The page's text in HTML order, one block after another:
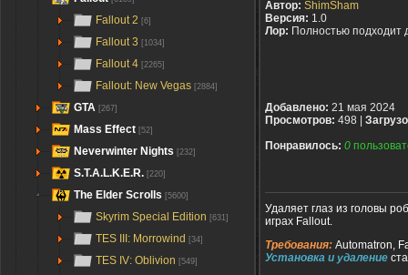
Fallout 2 [6]
Fallout 3 [1034]
Fallout 4 [2265]
Fallout: New Vegas [2884]
GTA [267]
Mass Effect [52]
Neverwinter Nights [232]
S.T.A.L.K.E.R. [220]
The Elder Scrolls [5600]
Skyrim Special Edition [631]
TES III: Morrowind [34]
TES IV: Oblivion [549]
Автор: ShimSham
Версия: 1.0
Лор: Полностью подходит
Добавлено: 21 мая 2024
Просмотров: 498 |
Понравилось: 0
Удаляет глаз из головы
играх Fallout.
Требования: Automatron,
Установка и удаление